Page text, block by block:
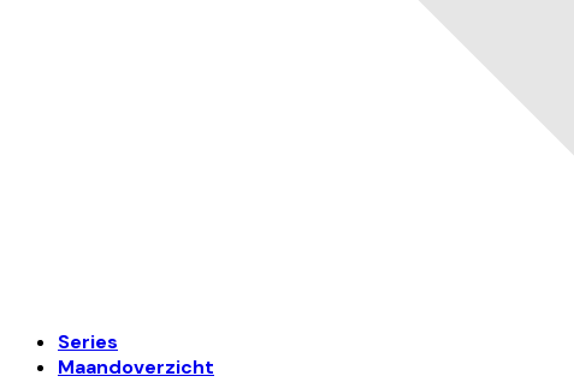
Series
Maandoverzicht